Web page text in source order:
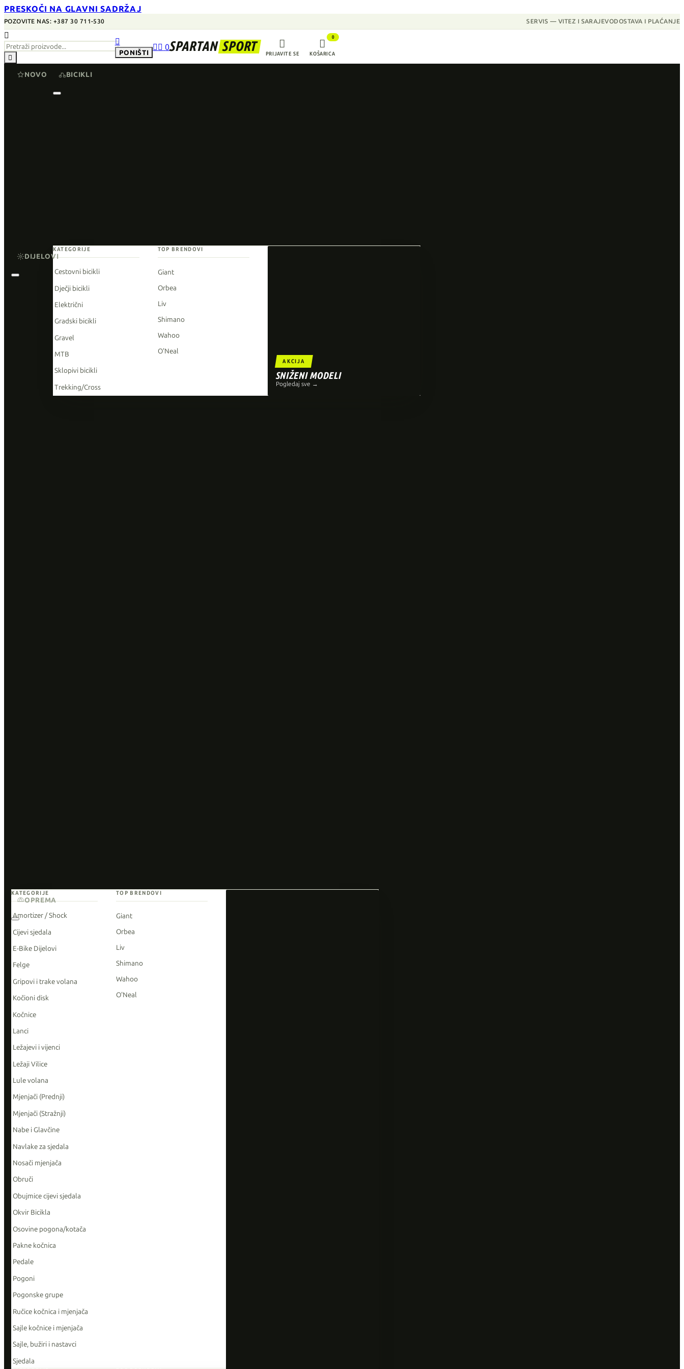
PRESKOČI NA GLAVNI SADRŽAJ
POZOVITE NAS: +387 30 711-530 SERVIS — VITEZ I SARAJEVODOSTAVA I PLAĆANJE
SPARTAN SPORT



PONIŠTI

PRIJAVITE SE

KOŠARICA
0
 0
NOVO BICIKLI
KATEGORIJE
Cestovni bicikli
Dječji bicikli
Električni
Gradski bicikli
Gravel
MTB
Sklopivi bicikli
Trekking/Cross
TOP BRENDOVI
Giant
Orbea
Liv
Shimano
Wahoo
O'Neal
AKCIJA
SNIŽENI MODELI
Pogledaj sve →
DIJELOVI
KATEGORIJE
Amortizer / Shock
Cijevi sjedala
E-Bike Dijelovi
Felge
Gripovi i trake volana
Kočioni disk
Kočnice
Lanci
Ležajevi i vijenci
Ležaji Vilice
Lule volana
Mjenjači (Prednji)
Mjenjači (Stražnji)
Nabe i Glavčine
Navlake za sjedala
Nosači mjenjača
Obruči
Obujmice cijevi sjedala
Okvir Bicikla
Osovine pogona/kotača
Pakne kočnica
Pedale
Pogoni
Pogonske grupe
Ručice kočnica i mjenjača
Sajle kočnice i mjenjača
Sajle, bužiri i nastavci
Sjedala
TOP BRENDOVI
Giant
Orbea
Liv
Shimano
Wahoo
O'Neal
OPREMA